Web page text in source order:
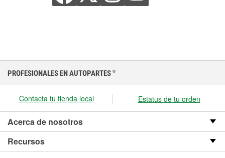
PROFESIONALES EN AUTOPARTES ®
Contacta tu tienda local Estatus de tu orden
Acerca de nosotros
Recursos